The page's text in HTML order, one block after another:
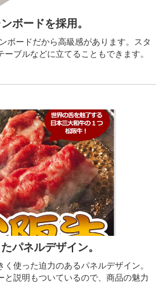
ボードを採用。
ボードだから高級感があります。スタ
ブルなどに立てることもできます。
パネルデザイン。
使った迫力のあるパネルデザイン。
と説明もついているので、商品の魅力